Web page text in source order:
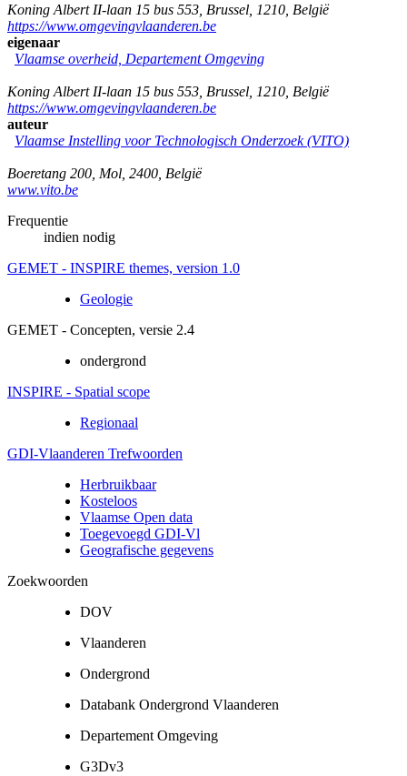
Koning Albert II-laan 15 bus 553 Brussel 1210 België
https://www.omgevingvlaanderen.be
eigenaar
Vlaamse overheid, Departement Omgeving
Koning Albert II-laan 15 bus 553 Brussel 1210 België
https://www.omgevingvlaanderen.be
auteur
Vlaamse Instelling voor Technologisch Onderzoek (VITO)
Boeretang 200 Mol 2400 België
www.vito.be
Frequentie
indien nodig
GEMET - INSPIRE themes, version 1.0
Geologie
GEMET - Concepten, versie 2.4
ondergrond
INSPIRE - Spatial scope
Regionaal
GDI-Vlaanderen Trefwoorden
Herbruikbaar
Kosteloos
Vlaamse Open data
Toegevoegd GDI-Vl
Geografische gegevens
Zoekwoorden
DOV
Vlaanderen
Ondergrond
Databank Ondergrond Vlaanderen
Departement Omgeving
G3Dv3